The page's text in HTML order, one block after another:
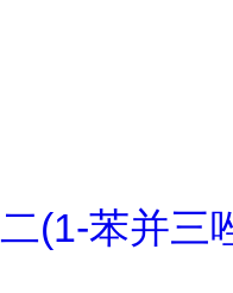
二(1-苯并三